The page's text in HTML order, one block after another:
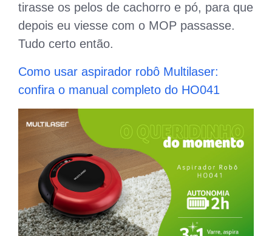
tirasse os pelos de cachorro e pó, para que
depois eu viesse com o MOP passasse.
Tudo certo então.
Como usar aspirador robô Multilaser:
confira o manual completo do HO041